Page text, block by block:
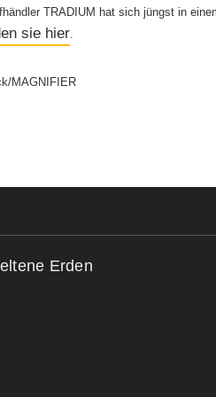
TRADIUM hat sich jüngst in
sie hier.
MAGNIFIER
Erden